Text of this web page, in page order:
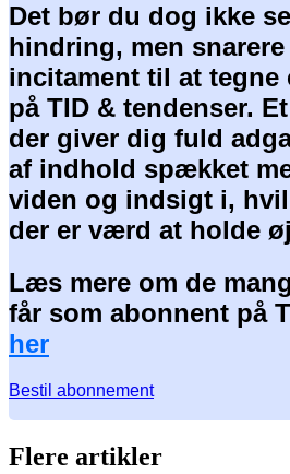
Det bør du dog ikke
hindring, men
incitament til at tegne
på TID & tendenser.
der giver dig fuld
af indhold spækket
viden og indsigt i,
der er værd at holde
Læs mere om de
får som abonnent på
her
Bestil abonnement
Flere artikler